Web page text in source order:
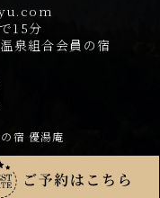
15分
泉組合会員の宿
宿 優湯庵